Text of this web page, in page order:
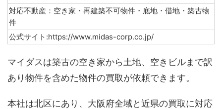
対応不動産：空き家・再建築不可物件・底地・借地・築古物
件
公式サイト:https://www.midas-corp.co.jp/
マイダスは築古の空き家から土地、空きビルまで訳
あり物件を含めた物件の買取が依頼できます。
本社は北区にあり、大阪府全域と近県の買取に対応